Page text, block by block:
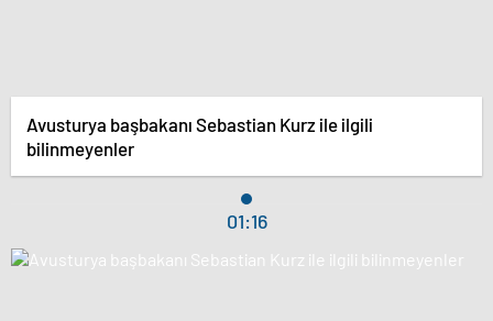
Avusturya başbakanı Sebastian Kurz ile ilgili
bilinmeyenler
01:16